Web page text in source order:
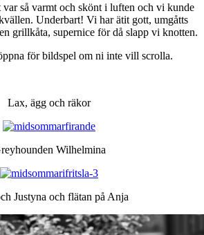
så varmt och skönt i luften och vi kunde
Underbart! Vi har ätit gott, umgåtts
grillkåta, supernice för då slapp vi knotten.
för bildspel om ni inte vill scrolla.
Lax, ägg och räkor
Wilhelmina
Justyna och flätan på Anja